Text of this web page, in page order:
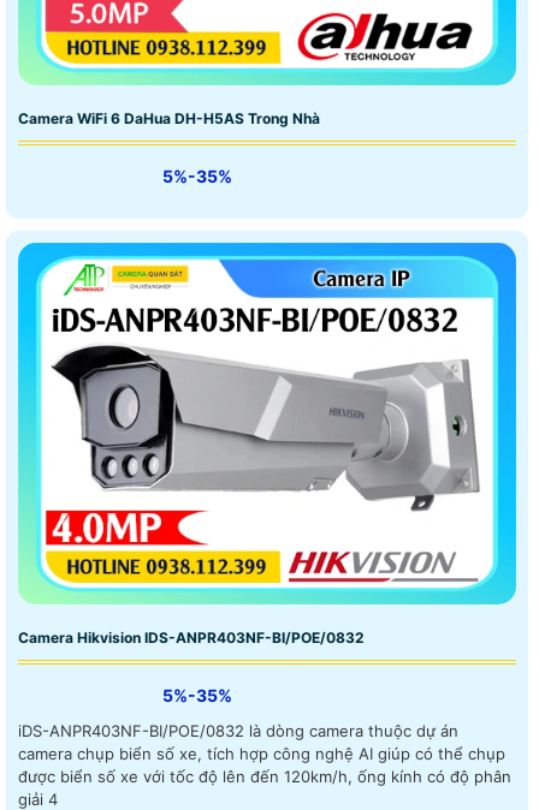
Camera WiFi 6 DaHua DH-H5AS Trong Nhà
5%-35%
Camera Hikvision IDS-ANPR403NF-BI/POE/0832
5%-35%
iDS-ANPR403NF-BI/POE/0832 là dòng camera thuộc dự án
camera chụp biển số xe, tích hợp công nghệ AI giúp có thể chụp
được biển số xe với tốc độ lên đến 120km/h, ống kính có độ phân
giải 4